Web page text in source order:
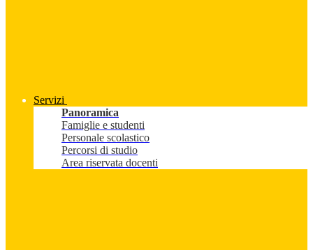
Servizi
Panoramica
Famiglie e studenti
Personale scolastico
Percorsi di studio
Area riservata docenti